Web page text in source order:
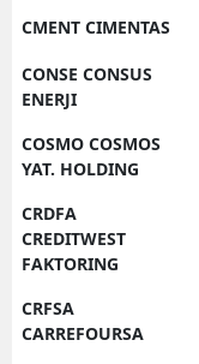
CMENT CIMENTAS
CONSE CONSUS
ENERJI
COSMO COSMOS
YAT. HOLDING
CRDFA
CREDITWEST
FAKTORING
CRFSA
CARREFOURSA